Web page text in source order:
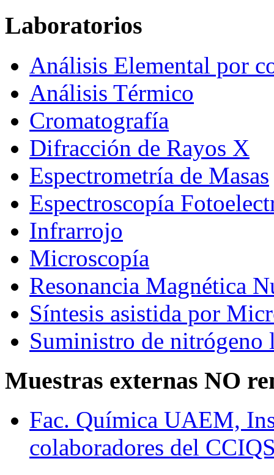
Laboratorios
Análisis Elemental por
Análisis Térmico
Cromatografía
Difracción de Rayos X
Espectrometría de Masas
Espectroscopía
Infrarrojo
Microscopía
Resonancia Magnética
Síntesis asistida por
Suministro de nitrógeno
Muestras externas NO
Fac. Química UAEM,
colaboradores del